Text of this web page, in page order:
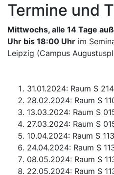
Termine und
Mittwochs, alle 14 Tage
Uhr bis 18:00 Uhr im
Leipzig (Campus
31.01.2024: Raum S 214
28.02.2024: Raum S
13.03.2024: Raum S
27.03.2024: Raum S
10.04.2024: Raum S 113
24.04.2024: Raum S
08.05.2024: Raum S
22.05.2024: Raum S